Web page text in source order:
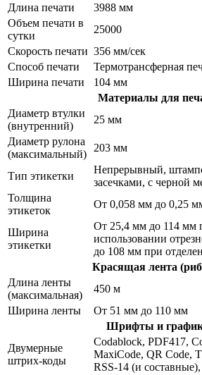
Длина печати
3988 мм
Объем печати в
сутки
25000
Скорость печати 356 мм/сек
Способ печати
Термотрансферная
Ширина печати
104 мм
Материалы для
Диаметр втулки
(внутренний)
25 мм
Диаметр рулона
(максимальный)
203 мм
Тип этикетки
Непрерывный,
засечками, с черной
Толщина
этикеток
От 0,058 мм до 0,25
Ширина
этикетки
От 25,4 мм до 114 мм
использовании
до 108 мм при
Красящая лента
Длина ленты
(максимальная)
450 м
Ширина ленты
От 51 мм до 110 мм
Шрифты и
Двумерные
штрих-коды
Codablock, PDF417,
MaxiCode, QR Code,
RSS-14 (и